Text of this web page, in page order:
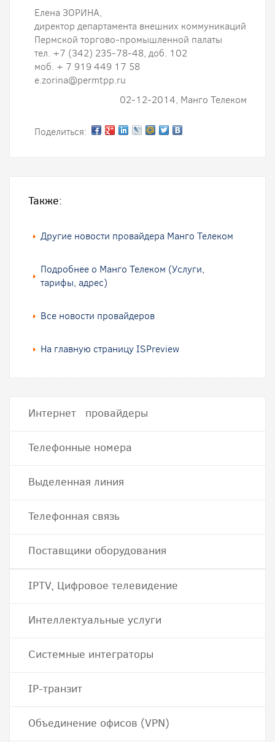
Елена ЗОРИНА,
директор департамента внешних коммуникаций
Пермской торгово-промышленной палаты
тел. +7 (342) 235-78-48, доб. 102
моб. + 7 919 449 17 58
e.zorina@permtpp.ru
02-12-2014, Манго Телеком
Поделиться:
Также:
Другие новости провайдера Манго Телеком
Подробнее о Манго Телеком (Услуги,
тарифы, адрес)
Все новости провайдеров
На главную страницу ISPreview
Интернет провайдеры
Телефонные номера
Выделенная линия
Телефонная связь
Поставщики оборудования
IPTV, Цифровое телевидение
Интеллектуальные услуги
Системные интеграторы
IP-транзит
Объединение офисов (VPN)